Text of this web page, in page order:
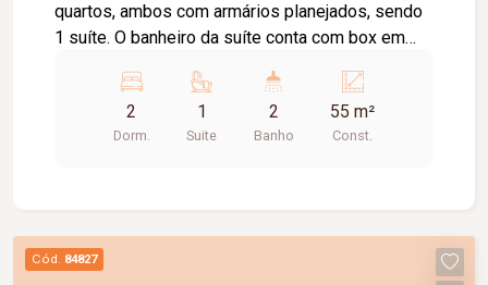
quartos, ambos com armários planejados, sendo
1 suíte. O banheiro da suíte conta com box em
ampla e bem iluminada, sacada com
churrasqueira, cozinha com armários planejados e
cooktop, área de serviço com armário e banheiro
com capacidade para 2 carros. Um imóvel
confortável, funcional e pronto para morar.
2
Dorm.
1
Suite
2
Banho
55 m²
Const.
Cód. 84827